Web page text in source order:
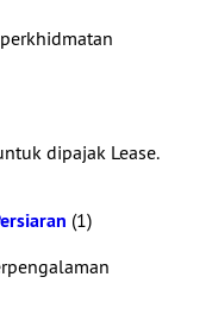
dipajak Lease.
(1)